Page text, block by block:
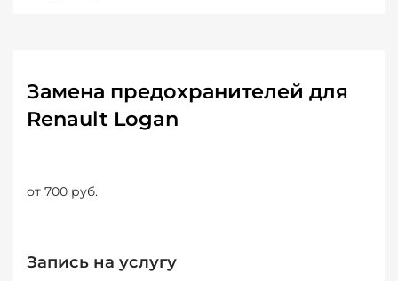
Замена предохранителей для
Renault Logan
от 700 руб.
Запись на услугу